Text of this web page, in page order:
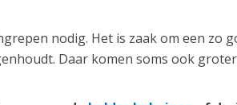
nodig. Het is zaak om een zo
Daar komen soms ook